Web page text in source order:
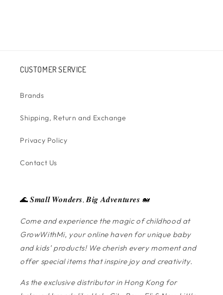
CUSTOMER SERVICE
Brands
Shipping, Return and Exchange
Privacy Policy
Contact Us
🌊 𝑺𝒎𝒂𝒍𝒍 𝑾𝒐𝒏𝒅𝒆𝒓𝒔, 𝑩𝒊𝒈 𝑨𝒅𝒗𝒆𝒏𝒕𝒖𝒓𝒆𝒔 🐋
Come and experience the magic of childhood at
GrowWithMi, your online haven for unique baby
and kids’ products! We cherish every moment and
offer special items that inspire joy and creativity.
As the exclusive distributor in Hong Kong for